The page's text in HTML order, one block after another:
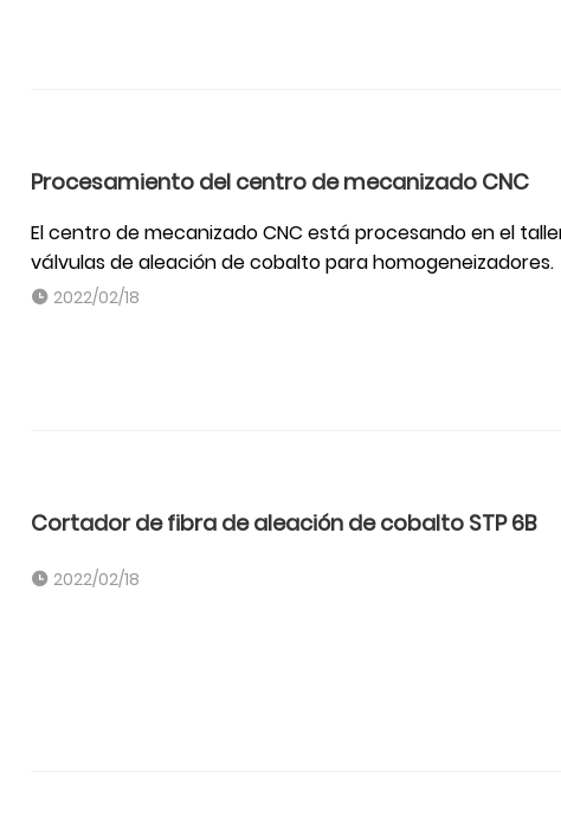
Procesamiento del centro de mecanizado CNC
El centro de mecanizado CNC está procesando en el
válvulas de aleación de cobalto para homogeneizadores.
2022/02/18
Cortador de fibra de aleación de cobalto STP 6B
2022/02/18